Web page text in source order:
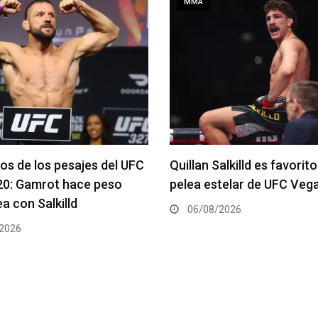
es favorito para la
de UFC Vegas 120
Se anuncia la cartelera
del UFC 331
06/08/2026